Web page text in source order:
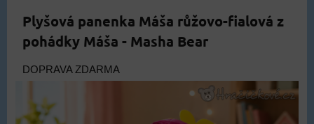
Plyšová panenka Máša růžovo-fialová z
pohádky Máša - Masha Bear
DOPRAVA ZDARMA